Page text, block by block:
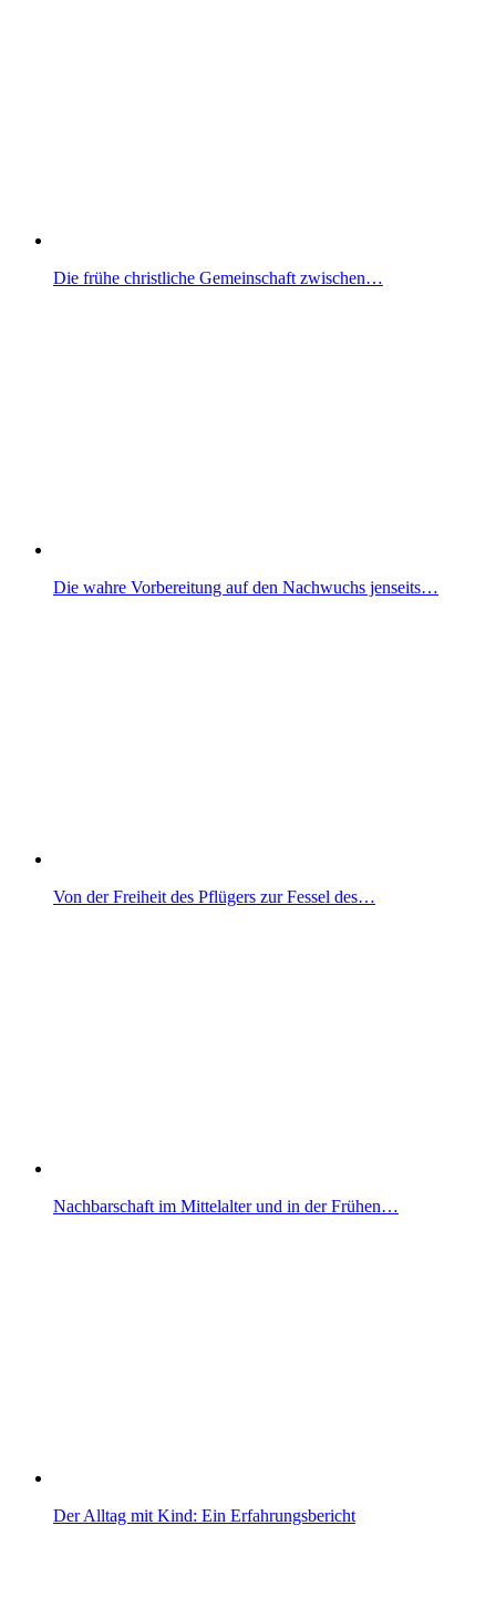
Die frühe christliche Gemeinschaft zwischen…
Die wahre Vorbereitung auf den Nachwuchs jenseits…
Von der Freiheit des Pflügers zur Fessel des…
Nachbarschaft im Mittelalter und in der Frühen…
Der Alltag mit Kind: Ein Erfahrungsbericht